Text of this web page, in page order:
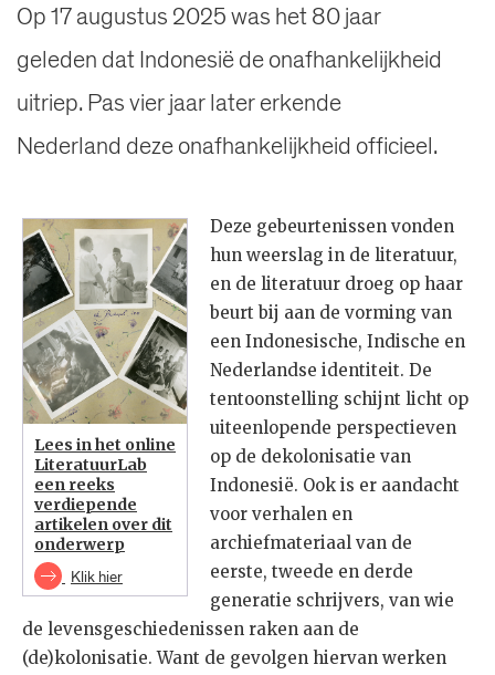
Op 17 augustus 2025 was het 80 jaar
geleden dat Indonesië de onafhankelijkheid
uitriep. Pas vier jaar later erkende
Nederland deze onafhankelijkheid officieel.
Lees in het online
LiteratuurLab
een reeks
verdiepende
artikelen over dit
onderwerp
Klik hier
Deze gebeurtenissen vonden
hun weerslag in de literatuur,
en de literatuur droeg op haar
beurt bij aan de vorming van
een Indonesische, Indische en
Nederlandse identiteit. De
tentoonstelling schijnt licht op
uiteenlopende perspectieven
op de dekolonisatie van
Indonesië. Ook is er aandacht
voor verhalen en
archiefmateriaal van de
eerste, tweede en derde
generatie schrijvers, van wie
de levensgeschiedenissen raken aan de
(de)kolonisatie. Want de gevolgen hiervan werken